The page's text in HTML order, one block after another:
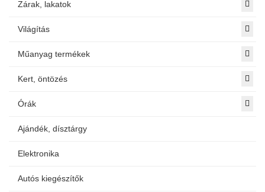
Zárak, lakatok
Világítás
Műanyag termékek
Kert, öntözés
Órák
Ajándék, dísztárgy
Elektronika
Autós kiegészítők